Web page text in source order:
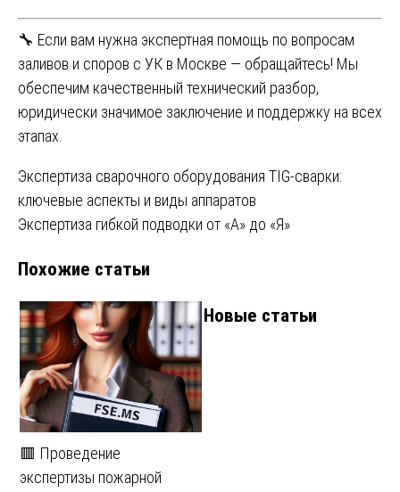
🔧 Если вам нужна экспертная помощь по вопросам
заливов и споров с УК в Москве — обращайтесь! Мы
обеспечим качественный технический разбор,
юридически значимое заключение и поддержку на всех
этапах.
Навигация
по
Экспертиза сварочного оборудования TIG-сварки:
ключевые аспекты и виды аппаратов
Экспертиза гибкой подводки от «А» до «Я»
Похожие статьи
🟥 Проведение
экспертизы пожарной
Новые статьи